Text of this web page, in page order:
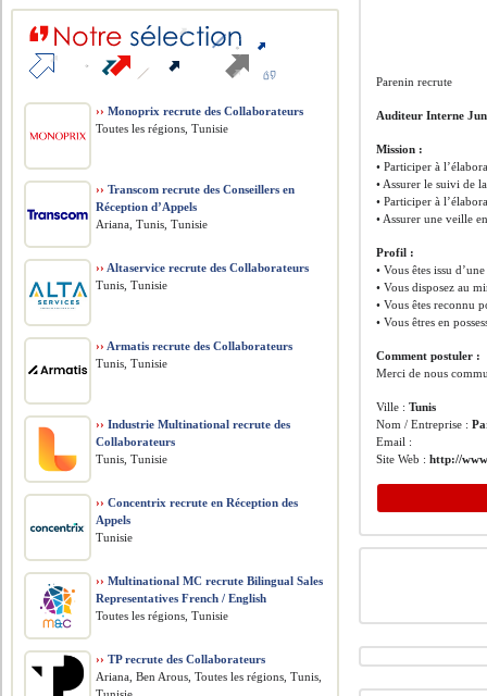
Parenin recrute
Auditeur Interne
Mission :
• Participer à
• Assurer le suivi de
• Participer à
• Assurer une veille
Profil :
• Vous êtes issu
• Vous disposez au
• Vous êtes reconnu
• Vous êtres en
Comment postuler :
Merci de nous
Ville :Tunis
Nom / Entreprise :
Email :
Site Web :http://
›› Monoprix recrute des Collaborateurs
Toutes les régions, Tunisie
›› Transcom recrute des Conseillers en
Réception d’Appels
Ariana, Tunis, Tunisie
›› Altaservice recrute des Collaborateurs
Tunis, Tunisie
›› Armatis recrute des Collaborateurs
Tunis, Tunisie
›› Industrie Multinational recrute des
Collaborateurs
Tunis, Tunisie
›› Concentrix recrute en Réception des
Appels
Tunisie
›› Multinational MC recrute Bilingual Sales
Representatives French / English
Toutes les régions, Tunisie
›› TP recrute des Collaborateurs
Ariana, Ben Arous, Toutes les régions, Tunis,